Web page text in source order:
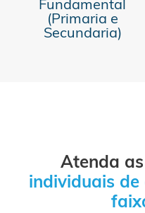
Fundamental
(Primaria e
Secundaria)
Atenda
individuais de